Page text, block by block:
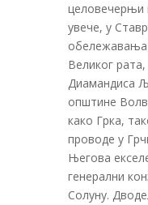
целовечерњи
увече, у
Великог
Диамандиса
општине
како Грка,
проводе у
Његова
генерални
Солуну.